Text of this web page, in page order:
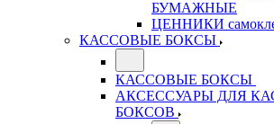
БУМАЖНЫЕ
ЦЕННИКИ
КАССОВЫЕ БОКСЫ
КАССОВЫЕ БОКСЫ
АКСЕССУАРЫ ДЛЯ
БОКСОВ